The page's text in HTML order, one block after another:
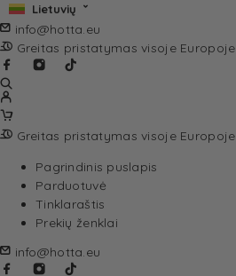
Lietuvių
info@hotta.eu
Greitas pristatymas visoje Europoje
Greitas pristatymas visoje Europoje
Pagrindinis puslapis
Parduotuvė
Tinklaraštis
Prekių ženklai
info@hotta.eu